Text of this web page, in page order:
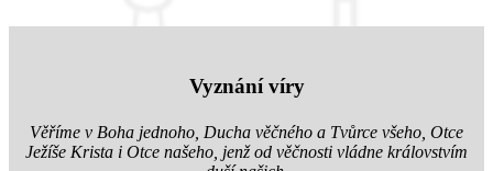
Vyznání víry
Věříme v Boha jednoho, Ducha věčného a Tvůrce všeho, Otce
Ježíše Krista i Otce našeho, jenž od věčnosti vládne královstvím